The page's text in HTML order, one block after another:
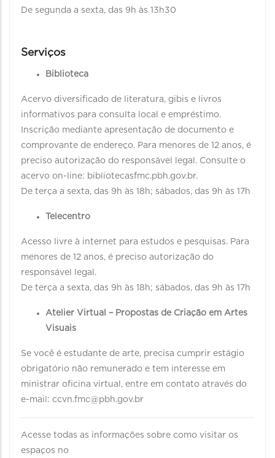
De segunda a sexta, das 9h às 13h30
Serviços
Biblioteca
Acervo diversificado de literatura, gibis e livros
informativos para consulta local e empréstimo.
Inscrição mediante apresentação de documento e
comprovante de endereço. Para menores de 12 anos, é
preciso autorização do responsável legal. Consulte o
acervo on-line: bibliotecasfmc.pbh.gov.br.
De terça a sexta, das 9h às 18h; sábados, das 9h às 17h
Telecentro
Acesso livre à internet para estudos e pesquisas. Para
menores de 12 anos, é preciso autorização do
responsável legal.
De terça a sexta, das 9h às 18h; sábados, das 9h às 17h
Atelier Virtual – Propostas de Criação em Artes
Visuais
Se você é estudante de arte, precisa cumprir estágio
obrigatório não remunerado e tem interesse em
ministrar oficina virtual, entre em contato através do
e-mail: ccvn.fmc@pbh.gov.br
Acesse todas as informações sobre como visitar os
espaços no